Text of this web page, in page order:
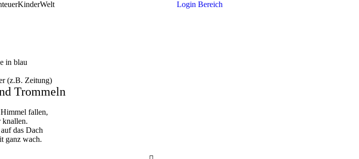
Login Bereich
in blau
(z.B. Zeitung)
Trommeln
fallen,
knallen.
das Dach
ganz wach.